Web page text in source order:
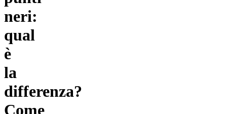
neri:
qual
è
la
differenza?
Come